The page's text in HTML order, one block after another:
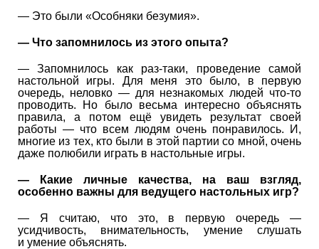
— Это были «Особняки безумия».
— Что запомнилось из этого опыта?
— Запомнилось как раз-таки, проведение самой
настольной игры. Для меня это было, в первую
очередь, неловко — для незнакомых людей что-то
проводить. Но было весьма интересно объяснять
правила, а потом ещё увидеть результат своей
работы — что всем людям очень понравилось. И,
многие из тех, кто были в этой партии со мной, очень
даже полюбили играть в настольные игры.
— Какие личные качества, на ваш взгляд,
особенно важны для ведущего настольных игр?
— Я считаю, что это, в первую очередь —
усидчивость, внимательность, умение слушать
и умение объяснять.